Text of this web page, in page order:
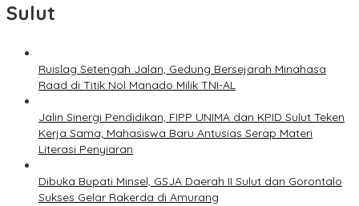
Sulut
Ruislag Setengah Jalan, Gedung Bersejarah Minahasa
Raad di Titik Nol Manado Milik TNI-AL
Jalin Sinergi Pendidikan, FIPP UNIMA dan KPID Sulut Teken
Kerja Sama; Mahasiswa Baru Antusias Serap Materi
Literasi Penyiaran
Dibuka Bupati Minsel, GSJA Daerah II Sulut dan Gorontalo
Sukses Gelar Rakerda di Amurang